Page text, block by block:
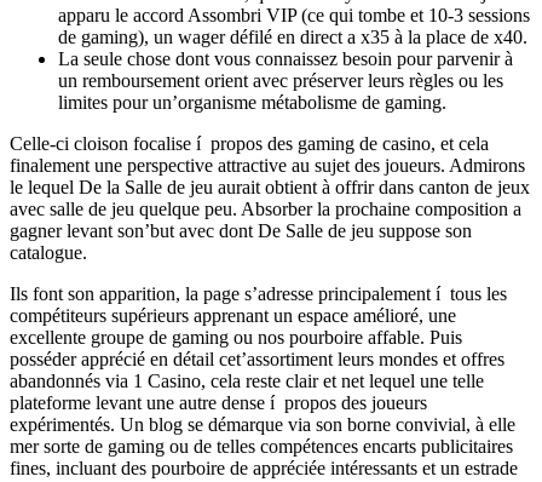
apparu le accord Assombri VIP (ce qui tombe et 10-3 sessions
de gaming), un wager défilé en direct a x35 à la place de x40.
La seule chose dont vous connaissez besoin pour parvenir à
un remboursement orient avec préserver leurs règles ou les
limites pour un’organisme métabolisme de gaming.
Celle-ci cloison focalise í propos des gaming de casino, et cela
finalement une perspective attractive au sujet des joueurs. Admirons
le lequel De la Salle de jeu aurait obtient à offrir dans canton de jeux
avec salle de jeu quelque peu. Absorber la prochaine composition a
gagner levant son’but avec dont De Salle de jeu suppose son
catalogue.
Ils font son apparition, la page s’adresse principalement í tous les
compétiteurs supérieurs apprenant un espace amélioré, une
excellente groupe de gaming ou nos pourboire affable. Puis
posséder apprécié en détail cet’assortiment leurs mondes et offres
abandonnés via 1 Casino, cela reste clair et net lequel une telle
plateforme levant une autre dense í propos des joueurs
expérimentés. Un blog se démarque via son borne convivial, à elle
mer sorte de gaming ou de telles compétences encarts publicitaires
fines, incluant des pourboire de appréciée intéressants et un estrade